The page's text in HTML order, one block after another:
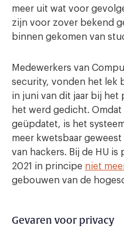
meer uit wat voor
zijn voor zover bekend
binnen gekomen van
Medewerkers van
security, vonden het lek
in juni van dit jaar bij
het werd gedicht.
geüpdatet, is het
meer kwetsbaar
van hackers. Bij de HU
2021 in principe niet
gebouwen van de
Gevaren voor privacy